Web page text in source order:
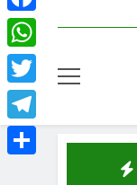
в онлайн казино
Facebook
WhatsApp
Twitter
Telegram